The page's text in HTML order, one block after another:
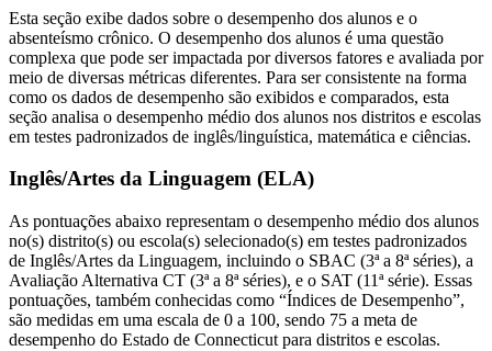
Esta seção exibe dados sobre o desempenho dos alunos e o
absenteísmo crônico. O desempenho dos alunos é uma questão
complexa que pode ser impactada por diversos fatores e avaliada por
meio de diversas métricas diferentes. Para ser consistente na forma
como os dados de desempenho são exibidos e comparados, esta
seção analisa o desempenho médio dos alunos nos distritos e escolas
em testes padronizados de inglês/linguística, matemática e ciências.
Inglês/Artes da Linguagem (ELA)
As pontuações abaixo representam o desempenho médio dos alunos
no(s) distrito(s) ou escola(s) selecionado(s) em testes padronizados
de Inglês/Artes da Linguagem, incluindo o SBAC (3ª a 8ª séries), a
Avaliação Alternativa CT (3ª a 8ª séries), e o SAT (11ª série). Essas
pontuações, também conhecidas como “Índices de Desempenho”,
são medidas em uma escala de 0 a 100, sendo 75 a meta de
desempenho do Estado de Connecticut para distritos e escolas.